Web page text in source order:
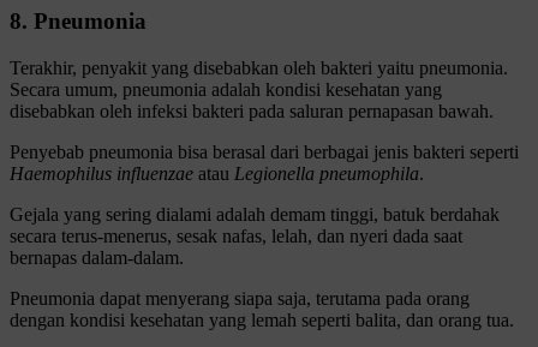
8. Pneumonia
Terakhir, penyakit yang disebabkan oleh bakteri yaitu pneumonia.
Secara umum, pneumonia adalah kondisi kesehatan yang
disebabkan oleh infeksi bakteri pada saluran pernapasan bawah.
Penyebab pneumonia bisa berasal dari berbagai jenis bakteri seperti
Haemophilus influenzae atau Legionella pneumophila.
Gejala yang sering dialami adalah demam tinggi, batuk berdahak
secara terus-menerus, sesak nafas, lelah, dan nyeri dada saat
bernapas dalam-dalam.
Pneumonia dapat menyerang siapa saja, terutama pada orang
dengan kondisi kesehatan yang lemah seperti balita, dan orang tua.